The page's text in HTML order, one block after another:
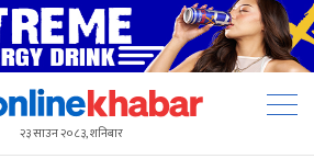
२३ साउन २०८३, शनिबार